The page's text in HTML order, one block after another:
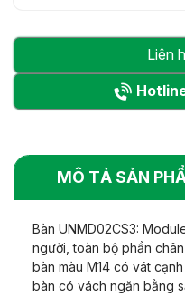
Liên
MÔ TẢ SẢN
Bàn UNMD02CS3:
người, toàn bộ phần
bàn màu M14 có vát
bàn có vách ngăn bằng